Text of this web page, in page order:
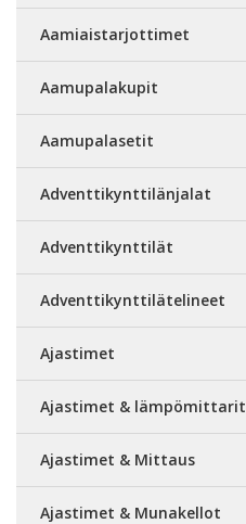
Aamiaistarjottimet
Aamupalakupit
Aamupalasetit
Adventtikynttilänjalat
Adventtikynttilät
Adventtikynttilätelineet
Ajastimet
Ajastimet & lämpömittarit
Ajastimet & Mittaus
Ajastimet & Munakellot